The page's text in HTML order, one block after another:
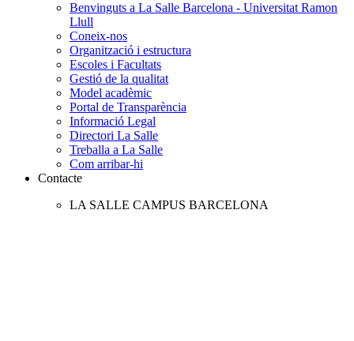
Benvinguts a La Salle Barcelona - Universitat Ramon
Llull
Coneix-nos
Organització i estructura
Escoles i Facultats
Gestió de la qualitat
Model acadèmic
Portal de Transparència
Informació Legal
Directori La Salle
Treballa a La Salle
Com arribar-hi
Contacte
LA SALLE CAMPUS BARCELONA